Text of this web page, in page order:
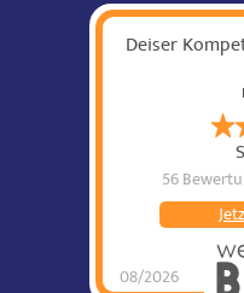
Deiser
56
08/2026